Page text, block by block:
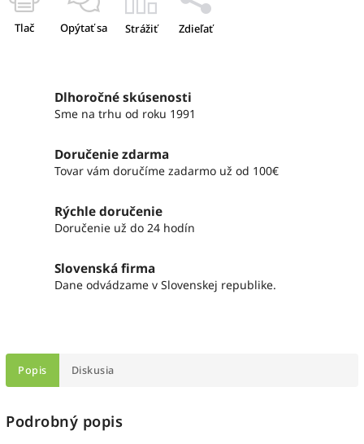
Tlač Opýtať sa Strážiť Zdieľať
Dlhoročné skúsenosti
Sme na trhu od roku 1991
Doručenie zdarma
Tovar vám doručíme zadarmo už od 100€
Rýchle doručenie
Doručenie už do 24 hodín
Slovenská firma
Dane odvádzame v Slovenskej republike.
Popis Diskusia
Podrobný popis